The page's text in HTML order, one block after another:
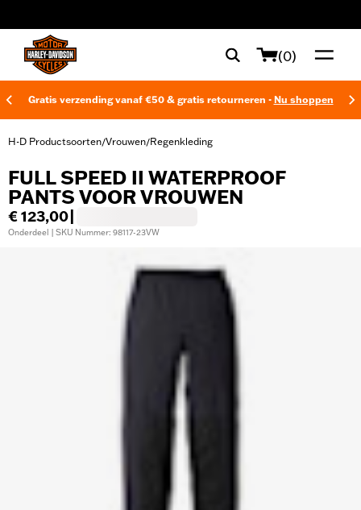
(0)
Gratis verzending vanaf €50 & gratis retourneren - Nu shoppen
H-D Productsoorten/Vrouwen/Regenkleding
FULL SPEED II WATERPROOF
PANTS VOOR VROUWEN
€ 123,00
Onderdeel | SKU Nummer: 98117-23VW